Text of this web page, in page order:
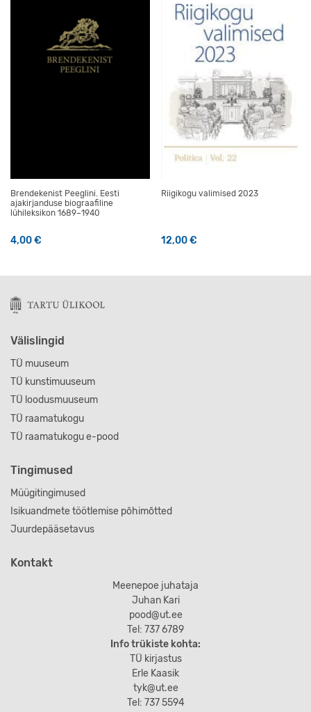
Brendekenist Peeglini. Eesti
ajakirjanduse biograafiline
lühileksikon 1689–1940
4,00€
Riigikogu valimised 2023
12,00€
Välislingid
TÜ muuseum
TÜ kunstimuuseum
TÜ loodusmuuseum
TÜ raamatukogu
TÜ raamatukogu e-pood
Tingimused
Müügitingimused
Isikuandmete töötlemise põhimõtted
Juurdepääsetavus
Kontakt
Meenepoe juhataja
Juhan Kari
pood@ut.ee
Tel: 737 6789
Info trükiste kohta:
TÜ kirjastus
Erle Kaasik
tyk@ut.ee
Tel: 737 5594